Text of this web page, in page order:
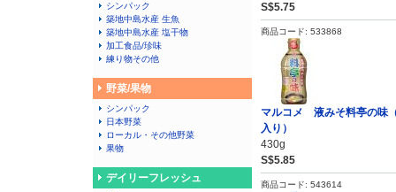
シンパック
築地中島水産 生魚
築地中島水産 塩干物
加工食品/珍味
練り物その他
野菜/果物
シンパック
日本野菜
ローカル・その他野菜
果物
デイリーフレッシュ
S$5.75
商品コード: 533868
マルコメ 液みそ料亭の味
入り）
430g
S$5.85
商品コード: 543614